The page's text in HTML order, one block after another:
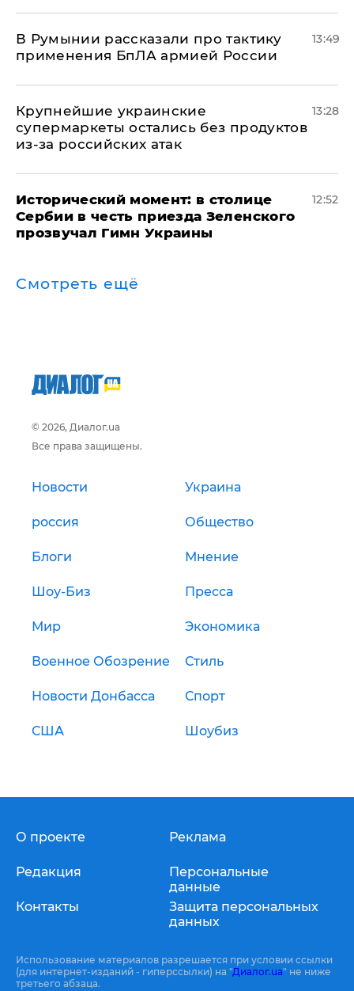
В Румынии рассказали про тактику
применения БпЛА армией России
13:49
Крупнейшие украинские
супермаркеты остались без продуктов
из-за российских атак
13:28
Исторический момент: в столице
Сербии в честь приезда Зеленского
прозвучал Гимн Украины
12:52
Смотреть ещё
© 2026, Диалог.ua
Все права защищены.
Новости Украина
россия Общество
Блоги Мнение
Шоу-Биз Пресса
Мир Экономика
Военное Обозрение Стиль
Новости Донбасса Спорт
США Шоубиз
О проекте
Редакция
Контакты
Реклама
Персональные
данные
Защита персональных
данных
Использование материалов разрешается при условии ссылки
(для интернет-изданий - гиперссылки) на "Диалог.ua" не ниже
третьего абзаца.